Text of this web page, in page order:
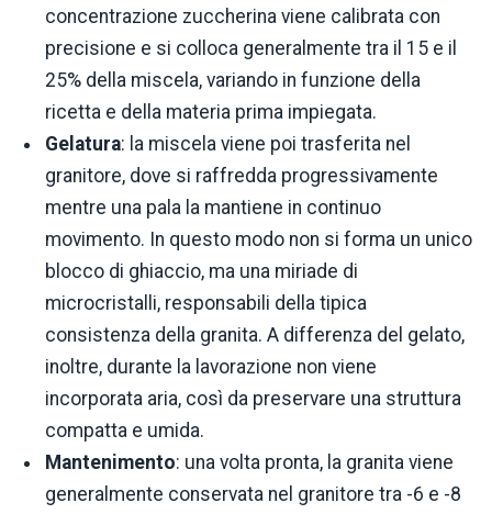
concentrazione zuccherina viene calibrata con
precisione e si colloca generalmente tra il 15 e il
25% della miscela, variando in funzione della
ricetta e della materia prima impiegata.
Gelatura: la miscela viene poi trasferita nel
granitore, dove si raffredda progressivamente
mentre una pala la mantiene in continuo
movimento. In questo modo non si forma un unico
blocco di ghiaccio, ma una miriade di
microcristalli, responsabili della tipica
consistenza della granita. A differenza del gelato,
inoltre, durante la lavorazione non viene
incorporata aria, così da preservare una struttura
compatta e umida.
Mantenimento: una volta pronta, la granita viene
generalmente conservata nel granitore tra -6 e -8